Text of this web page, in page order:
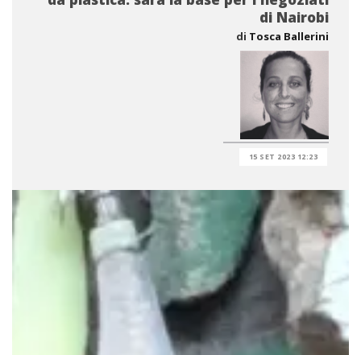
di Nairobi
di Tosca Ballerini
15 SET 2023 12:23